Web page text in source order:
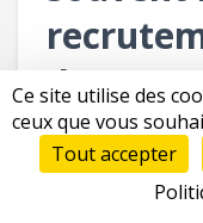
d’une
31/12/2024
Ce site utilise des
ceux que vous
Tout accepter